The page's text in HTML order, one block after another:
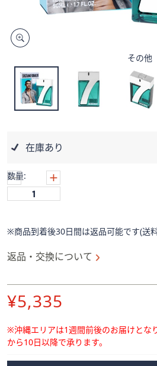
で
左
右
し
閲
覧
ま
その他
在庫あり
数量:
※商品到着後30日間は返品可能です(送
返品・交換について
削
除
¥5,335
※沖縄エリアは1週間前後のお届けとなり
から10日以降で承ります。